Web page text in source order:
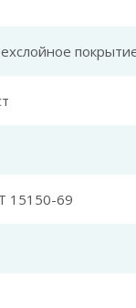
15150-69